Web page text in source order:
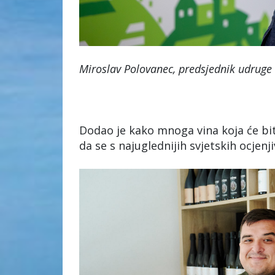
Miroslav Polovanec, predsjednik
Dodao je kako mnoga vina koja će
da se s najuglednijih svjetskih